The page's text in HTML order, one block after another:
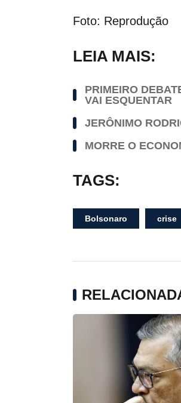
Foto: Reprodução
LEIA MAIS:
PRIMEIRO
VAI ESQUENTAR
JERÔNIMO
MORRE O
TAGS:
Bolsonaro crise